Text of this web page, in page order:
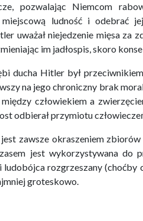
pozwalając Niemcom
ludność i odebrać
uważał niejedzenie mięsa za
im jadłospis, skoro
ducha Hitler był
na jego chroniczny brak
człowiekiem a
odbierał przymiotu
zawsze okraszeniem
jest wykorzystywana do
rozgrzeszany (choćby
groteskowo.